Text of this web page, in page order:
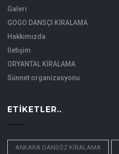
Galeri
GOGO DANSÇI KİRALAMA
Hakkımızda
İletişim
ORYANTAL KİRALAMA
Sünnet organizasyonu
ETIKETLER..
ANKARA DANSÖZ KİRALAMA